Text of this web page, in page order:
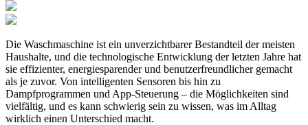
Die Waschmaschine ist ein unverzichtbarer Bestandteil der meisten
Haushalte, und die technologische Entwicklung der letzten Jahre hat
sie effizienter, energiesparender und benutzerfreundlicher gemacht
als je zuvor. Von intelligenten Sensoren bis hin zu
Dampfprogrammen und App-Steuerung – die Möglichkeiten sind
vielfältig, und es kann schwierig sein zu wissen, was im Alltag
wirklich einen Unterschied macht.